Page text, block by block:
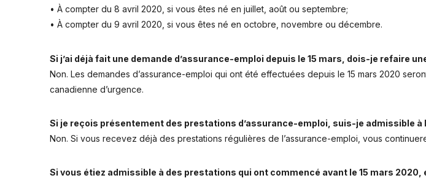
• À compter du 8 avril 2020, si vous êtes né en juillet, août ou septembre;
• À compter du 9 avril 2020, si vous êtes né en octobre, novembre ou décembre.
Si j’ai déjà fait une demande d’assurance-emploi depuis le 15 mars, dois-je refaire
Non. Les demandes d’assurance-emploi qui ont été effectuées depuis le 15 mars 2020
canadienne d’urgence.
Si je reçois présentement des prestations d’assurance-emploi, suis-je admissible
Non. Si vous recevez déjà des prestations régulières de l’assurance-emploi, vous
Si vous étiez admissible à des prestations qui ont commencé avant le 15 mars